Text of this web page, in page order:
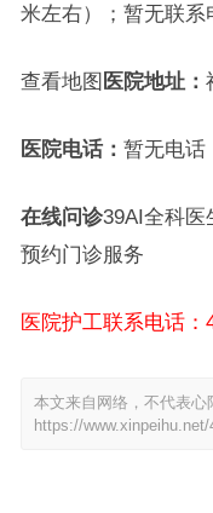
米左右）；暂无联系
查看地图 医院地址：
医院电话： 暂无电话
在线问诊39AI全科医
预约门诊服务
医院护工联系电话：
本文来自网络，不代表心
https://www.xinpeihu.net/